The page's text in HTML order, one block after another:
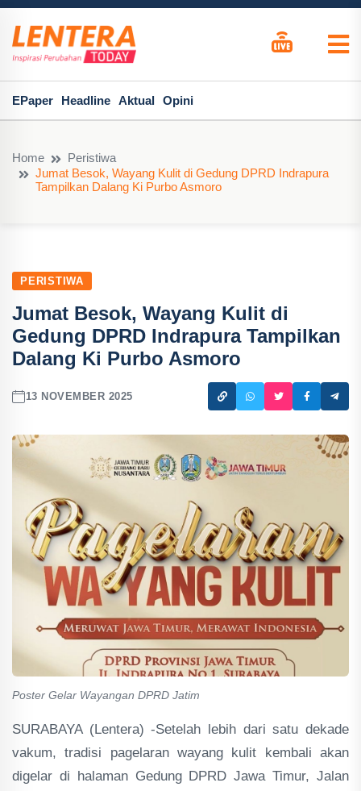
EPaper Headline Aktual Opini
Home
Peristiwa
Jumat Besok, Wayang Kulit di Gedung DPRD Indrapura
Tampilkan Dalang Ki Purbo Asmoro
PERISTIWA
Jumat Besok, Wayang Kulit di
Gedung DPRD Indrapura Tampilkan
Dalang Ki Purbo Asmoro
13 NOVEMBER 2025
Poster Gelar Wayangan DPRD Jatim
SURABAYA (Lentera) -Setelah lebih dari satu dekade
vakum, tradisi pagelaran wayang kulit kembali akan
digelar di halaman Gedung DPRD Jawa Timur, Jalan